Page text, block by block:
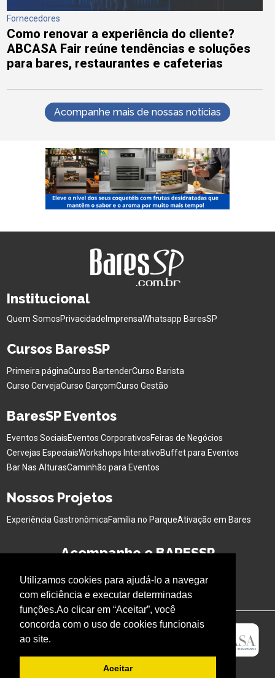
Utilizamos cookies para ajudá-lo a navegar
com eficiência e executar determinadas
funções.Ao clicar em “Aceitar”, você
concorda com o uso de cookies funcionais
ao site.
Aceitar
Fornecedores
Como renovar a experiência do cliente?
ABCASA Fair reúne tendências e soluções
para bares, restaurantes e cafeterias
Acompanhe mais de nossas notícias
Institucional
Quem SomosPrivacidade ImprensaWhatsapp BaresSP
Cursos BaresSP
Primeira páginaCurso BartenderCurso Barista
Curso CervejaCurso GarçomCurso Gestão
BaresSP Eventos
Eventos SociaisEventos CorporativosFeiras de Negócios
Cervejas EspeciaisWorkshops InterativoBuffet para Eventos
Bar Nas AlturasCaminhão para Eventos
Nossos Projetos
Experiência GastronômicaFamília no ParqueAtivação em Bares
Acompanhe o BARESSP